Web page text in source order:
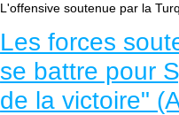
L'offensive soutenue par la
Les forces
se battre pour
de la victoire"